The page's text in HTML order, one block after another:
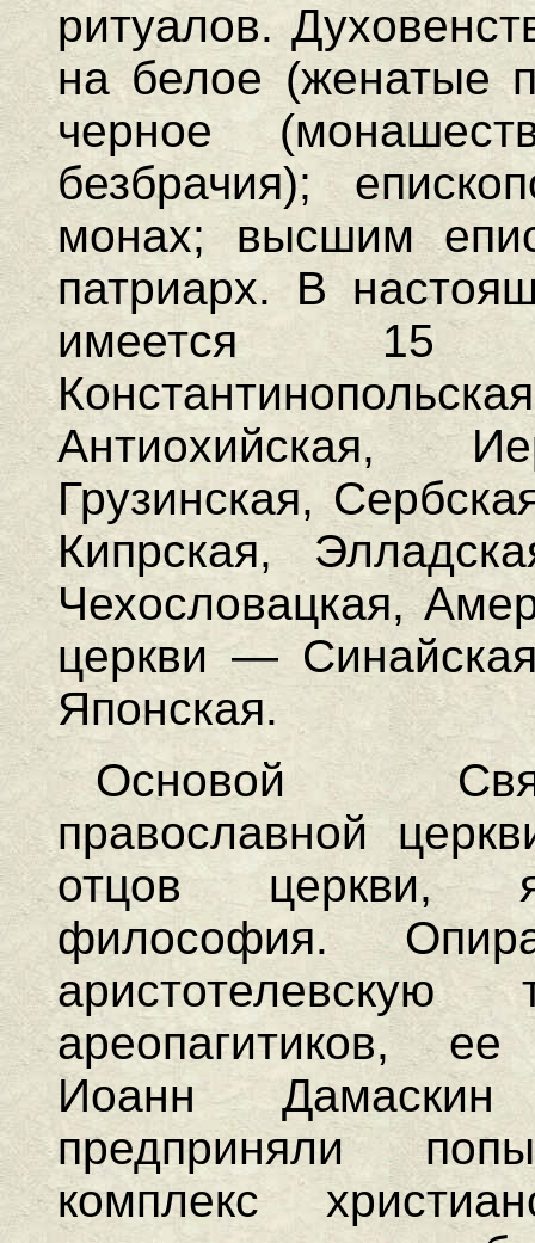
ритуалов.
на белое (женатые
черное
безбрачия);
монах; высшим
патриарх. В
имеется 15
Антиохийская,
Грузинская,
Кипрская,
Чехословацкая,
церкви —
Японская.
Основой
православной
отцов церкви,
философия.
ареопагитиков,
Иоанн
предприняли
комплекс